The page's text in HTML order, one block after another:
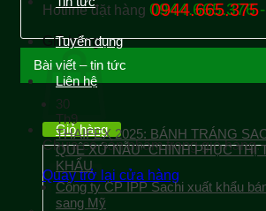
Hotline đặt hàng 0944.665.376
Giỏ hàng
Chưa có sản phẩm trong giỏ hàng.
Quay trở lại cửa hàng
Tuyển dụng
Liên hệ
Giỏ hàng
0944.665.375
Bài viết – tin tức
30
Th9
THAIFEX 2025: BÁNH TRÁNG
QUÊ XỨ NẪU” CHINH PHỤC THỊ
KHẨU
Công ty CP IPP Sachi xuất khẩu
sang Mỹ